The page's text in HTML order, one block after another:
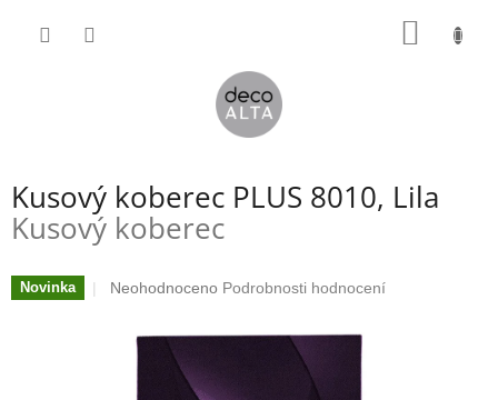
Kusový koberec PLUS 8010, Lila
Kusový koberec
Novinka
Průměrné
Neohodnoceno Podrobnosti hodnocení